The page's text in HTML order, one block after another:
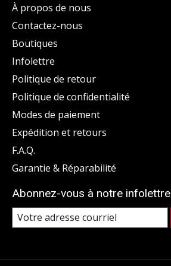
À propos de nous
Contactez-nous
Boutiques
Infolettre
Politique de retour
Politique de confidentialité
Modes de paiement
Expédition et retours
F.A.Q.
Garantie & Réparabilité
Abonnez-vous à notre infolettre